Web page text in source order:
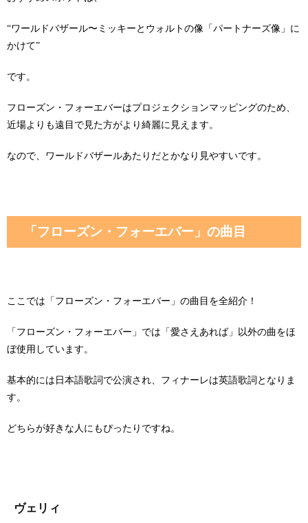
“ワールドバザール〜ミッキーとウォルトの像「パートナーズ像」に
かけて”
です。
フローズン・フォーエバーはプロジェクションマッピングのため、
近場よりも遠目で見た方がより綺麗に見えます。
なので、ワールドバザールあたりだとかなり見やすいです。
「フローズン・フォーエバー」の曲目
ここでは「フローズン・フォーエバー」の曲目を全紹介！
「フローズン・フォーエバー」では「愛さえあれば」以外の曲をほ
ぼ使用しています。
基本的には日本語歌詞で公演され、フィナーレは英語歌詞となりま
す。
どちらが好きな人にもぴったりですね。
ヴェリィ